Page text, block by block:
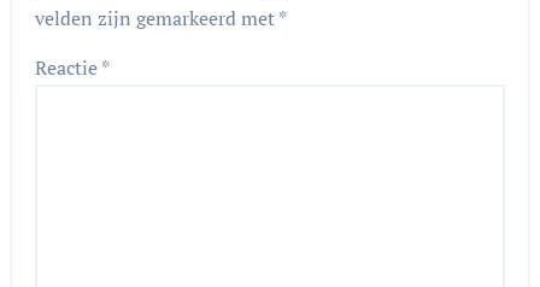
velden zijn gemarkeerd met*
Reactie*